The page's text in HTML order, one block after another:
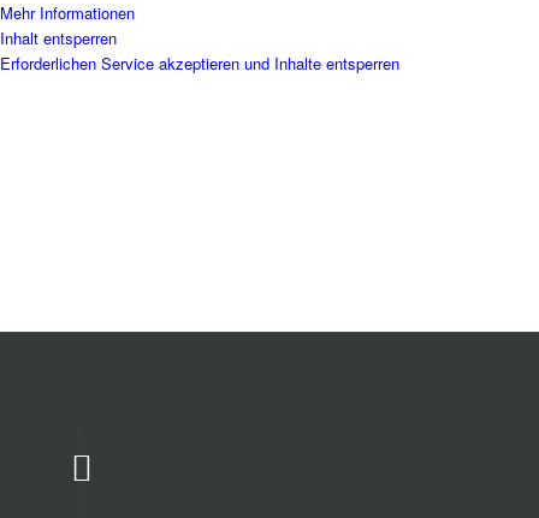
Mehr Informationen
Inhalt entsperren
Erforderlichen Service akzeptieren und Inhalte entsperren